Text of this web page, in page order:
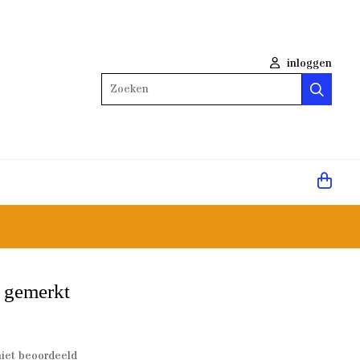
inloggen
Zoeken
beoordeeld